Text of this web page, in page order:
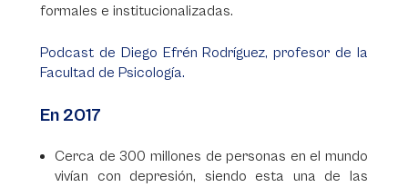
formales e institucionalizadas.
Podcast de Diego Efrén Rodríguez, profesor de la
Facultad de Psicología.
En 2017
Cerca de 300 millones de personas en el mundo
vivían con depresión, siendo esta una de las